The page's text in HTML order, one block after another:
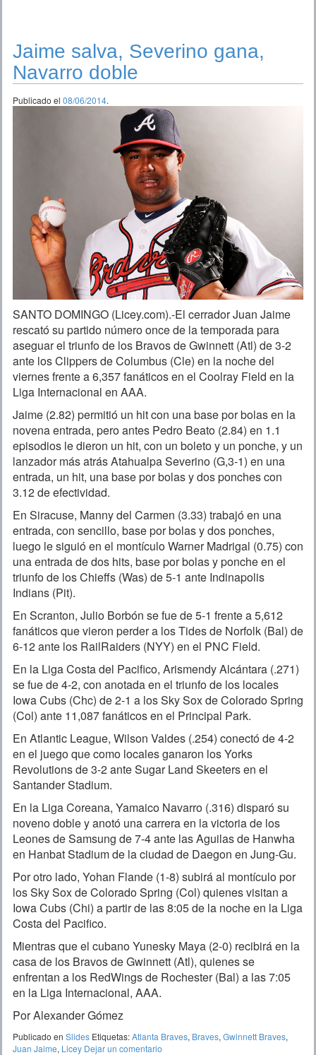
Jaime salva, Severino gana,
Navarro doble
Publicado el 08/06/2014.
SANTO DOMINGO (Licey.com).-El cerrador Juan Jaime
rescató su partido número once de la temporada para
aseguar el triunfo de los Bravos de Gwinnett (Atl) de 3-2
ante los Clippers de Columbus (Cle) en la noche del
viernes frente a 6,357 fanáticos en el Coolray Field en la
Liga Internacional en AAA.
Jaime (2.82) permitió un hit con una base por bolas en la
novena entrada, pero antes Pedro Beato (2.84) en 1.1
episodios le dieron un hit, con un boleto y un ponche, y un
lanzador más atrás Atahualpa Severino (G,3-1) en una
entrada, un hit, una base por bolas y dos ponches con
3.12 de efectividad.
En Siracuse, Manny del Carmen (3.33) trabajó en una
entrada, con sencillo, base por bolas y dos ponches,
luego le siguió en el montículo Warner Madrigal (0.75) con
una entrada de dos hits, base por bolas y ponche en el
triunfo de los Chieffs (Was) de 5-1 ante Indinapolis
Indians (Pit).
En Scranton, Julio Borbón se fue de 5-1 frente a 5,612
fanáticos que vieron perder a los Tides de Norfolk (Bal) de
6-12 ante los RailRaiders (NYY) en el PNC Field.
En la Liga Costa del Pacifico, Arismendy Alcántara (.271)
se fue de 4-2, con anotada en el triunfo de los locales
Iowa Cubs (Chc) de 2-1 a los Sky Sox de Colorado Spring
(Col) ante 11,087 fanáticos en el Principal Park.
En Atlantic League, Wilson Valdes (.254) conectó de 4-2
en el juego que como locales ganaron los Yorks
Revolutions de 3-2 ante Sugar Land Skeeters en el
Santander Stadium.
En la Liga Coreana, Yamaico Navarro (.316) disparó su
noveno doble y anotó una carrera en la victoria de los
Leones de Samsung de 7-4 ante las Aguilas de Hanwha
en Hanbat Stadium de la ciudad de Daegon en Jung-Gu.
Por otro lado, Yohan Flande (1-8) subirá al montículo por
los Sky Sox de Colorado Spring (Col) quienes visitan a
Iowa Cubs (Chi) a partir de las 8:05 de la noche en la Liga
Costa del Pacifico.
Mientras que el cubano Yunesky Maya (2-0) recibirá en la
casa de los Bravos de Gwinnett (Atl), quienes se
enfrentan a los RedWings de Rochester (Bal) a las 7:05
en la Liga Internacional, AAA.
Por Alexander Gómez
Publicado en Slides Etiquetas:Atlanta Braves, Braves, Gwinnett Braves,
Juan Jaime, Licey Dejar un comentario